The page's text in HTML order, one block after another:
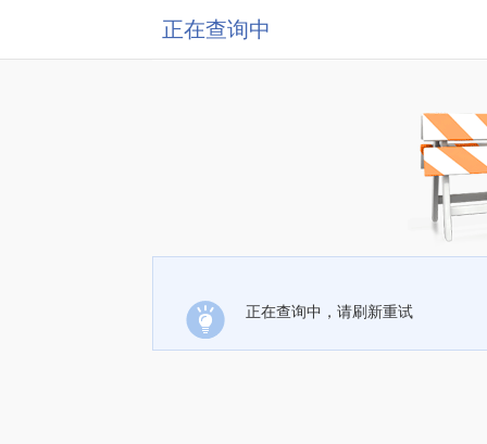
正在查询中
正在查询中，请刷新重试